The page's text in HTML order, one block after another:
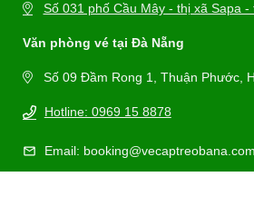
Số 031 phố Cầu Mây - thị xã Sapa -
Văn phòng vé tại Đà Nẵng
Số 09 Đầm Rong 1, Thuận Phước,
Hotline: 0969 15 8878
Email: booking@vecaptreobana.com